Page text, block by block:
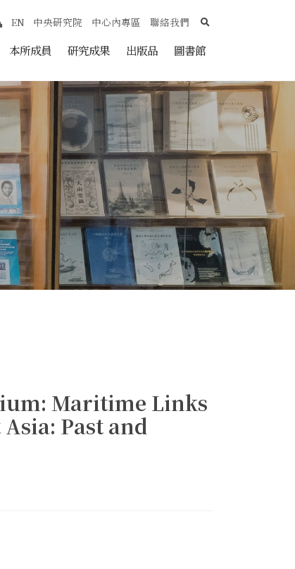
本所成員 研究成果 出版品 圖書館
網站導覽
EN 中央研究院 中心內專區 聯絡我們 search
Maritime Links
Past and